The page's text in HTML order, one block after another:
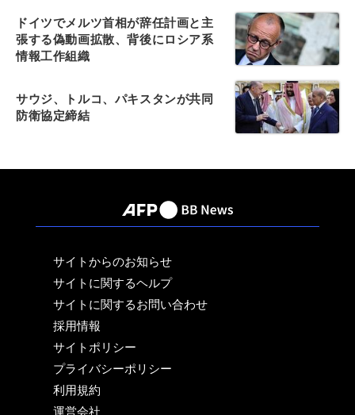
ドイツでメルツ首相が辞任計画と主
張する偽動画拡散、背後にロシア系
情報工作組織
サウジ、トルコ、パキスタンが共同
防衛協定締結
サイトからのお知らせ
サイトに関するヘルプ
サイトに関するお問い合わせ
採用情報
サイトポリシー
プライバシーポリシー
利用規約
運営会社